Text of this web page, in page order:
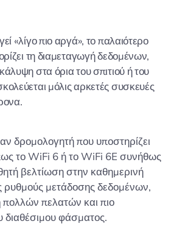
«λίγο πιο αργά», το παλαιότερο
τη διαμεταγωγή δεδομένων,
στα όρια του σπιτιού ή του
μόλις αρκετές συσκευές
δρομολογητή που υποστηρίζει
το WiFi 6 ή το WiFi 6E συνήθως
βελτίωση στην καθημερινή
μετάδοσης δεδομένων,
πολλών πελατών και πιο
διαθέσιμου φάσματος.